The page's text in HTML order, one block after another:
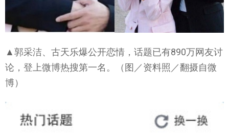
▲郭采洁、古天乐爆公开恋情，话题已有890万网友讨
论，登上微博热搜第一名。（图／资料照／翻摄自微
博）